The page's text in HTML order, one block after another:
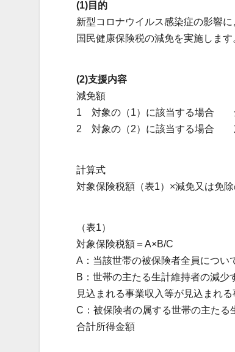
(1)目的
新型コロナウイルス感染症の影響
国民健康保険税の減免を実施します
(2)支援内容
減免額
1 対象の（1）に該当する場合
2 対象の（2）に該当する場合
計算式
対象保険税額（表1）×減免又は免
（表1）
対象保険税額＝A×B/C
A：当該世帯の被保険者全員につい
B：世帯の主たる生計維持者の減
見込まれる事業収入等が見込まれ
C：被保険者の属する世帯の主た
合計所得金額